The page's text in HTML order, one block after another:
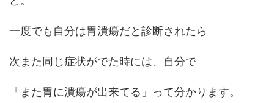
一度でも自分は胃潰瘍だと診断されたら
次また同じ症状がでた時には、自分で
「また胃に潰瘍が出来てる」って分かります。